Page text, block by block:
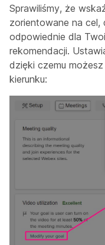
Sprawiliśmy, że
zorientowane na cel,
odpowiednie dla
rekomendacji.
dzięki czemu
kierunku: